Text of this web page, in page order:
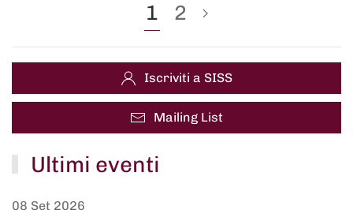
1 2
Iscriviti a SISS
Mailing List
Ultimi eventi
08 Set 2026